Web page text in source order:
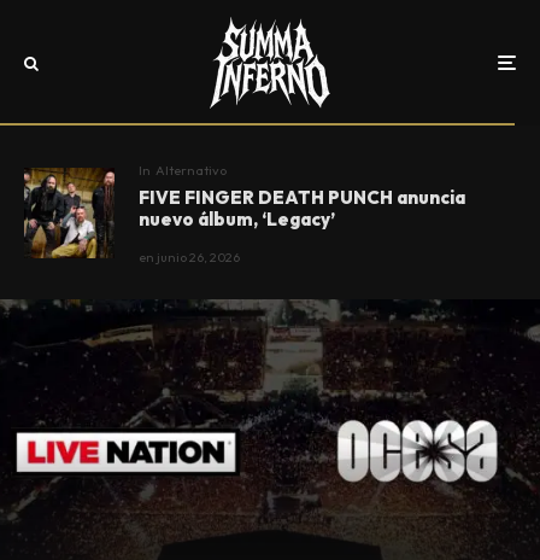
In Alternativo
FIVE FINGER DEATH PUNCH anuncia
nuevo álbum, ‘Legacy’
en junio 26, 2026